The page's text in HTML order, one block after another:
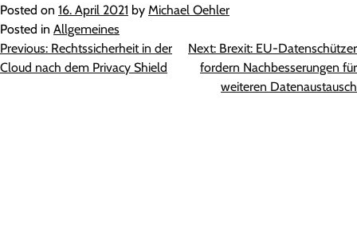
Posted on 16. April 2021 by Michael Oehler
Posted in Allgemeines
Beitragsnavigation
Previous: Rechtssicherheit in der
Cloud nach dem Privacy Shield
Next: Brexit: EU-Datenschützer
fordern Nachbesserungen für
weiteren Datenaustausch